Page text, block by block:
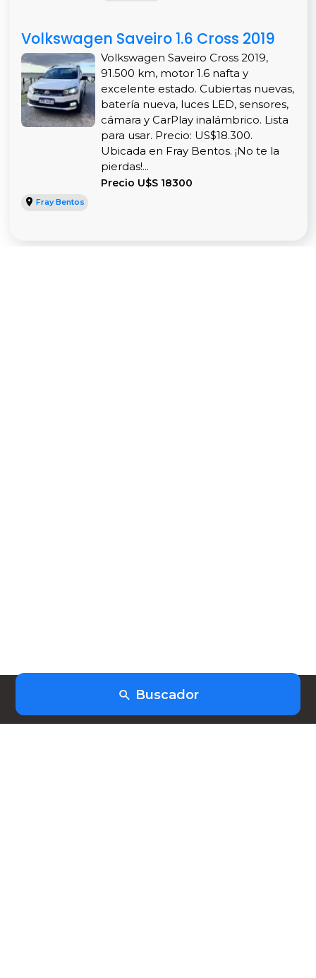
Buscador
Volkswagen Saveiro 1.6 Cross 2019
Volkswagen Saveiro Cross 2019,
91.500 km, motor 1.6 nafta y
excelente estado. Cubiertas nuevas,
batería nueva, luces LED, sensores,
cámara y CarPlay inalámbrico. Lista
para usar. Precio: US$18.300.
Ubicada en Fray Bentos. ¡No te la
pierdas!...
Precio U$S 18300
Fray Bentos